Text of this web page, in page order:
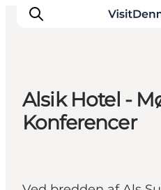
Inspiration
Alsik Hotel -
Konferencer